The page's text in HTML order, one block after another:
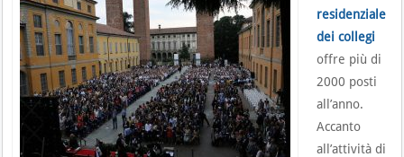
residenziale
dei collegi
offre più di
2000 posti
all’anno.
Accanto
all’attività di